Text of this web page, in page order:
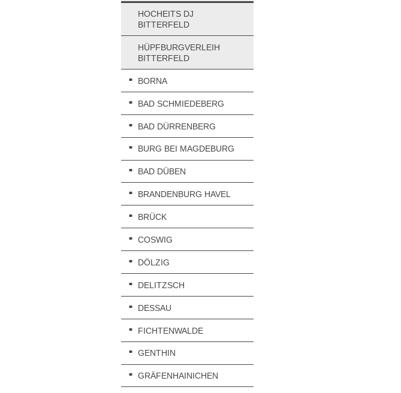
HOCHEITS DJ
BITTERFELD
HÜPFBURGVERLEIH
BITTERFELD
BORNA
BAD SCHMIEDEBERG
BAD DÜRRENBERG
BURG BEI MAGDEBURG
BAD DÜBEN
BRANDENBURG HAVEL
BRÜCK
COSWIG
DÖLZIG
DELITZSCH
DESSAU
FICHTENWALDE
GENTHIN
GRÄFENHAINICHEN